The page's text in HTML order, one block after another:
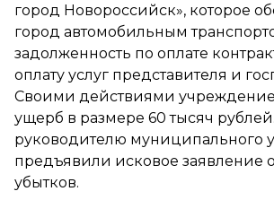
город Новороссийск», которое
город автомобильным
задолженность по оплате
оплату услуг представителя и
Своими действиями
ущерб в размере 60 тысяч
руководителю муниципального
предъявили исковое заявление
убытков.